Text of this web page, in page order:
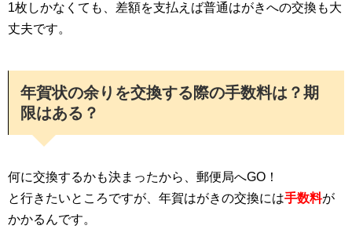
1枚しかなくても、差額を支払えば普通はがきへの交換も大
丈夫です。
年賀状の余りを交換する際の手数料は？期
限はある？
何に交換するかも決まったから、郵便局へGO！
と行きたいところですが、年賀はがきの交換には手数料が
かかるんです。